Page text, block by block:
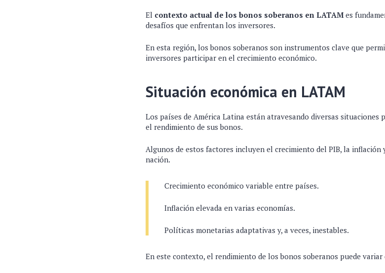
El contexto actual de los bonos soberanos en LATAM es
desafíos que enfrentan los inversores.
En esta región, los bonos soberanos son instrumentos clave que
inversores participar en el crecimiento económico.
Situación económica en LATAM
Los países de América Latina están atravesando diversas situaciones
el rendimiento de sus bonos.
Algunos de estos factores incluyen el crecimiento del PIB, la inflación
nación.
Crecimiento económico variable entre países.
Inflación elevada en varias economías.
Políticas monetarias adaptativas y, a veces, inestables.
En este contexto, el rendimiento de los bonos soberanos puede variar